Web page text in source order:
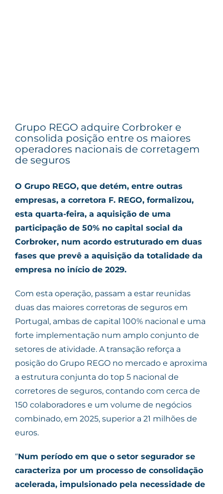
Grupo REGO adquire Corbroker e
consolida posição entre os maiores
operadores nacionais de corretagem
de seguros
O Grupo REGO, que detém, entre outras
empresas, a corretora F. REGO, formalizou,
esta quarta-feira, a aquisição de uma
participação de 50% no capital social da
Corbroker, num acordo estruturado em duas
fases que prevê a aquisição da totalidade da
empresa no início de 2029.
Com esta operação, passam a estar reunidas
duas das maiores corretoras de seguros em
Portugal, ambas de capital 100% nacional e uma
forte implementação num amplo conjunto de
setores de atividade. A transação reforça a
posição do Grupo REGO no mercado e aproxima
a estrutura conjunta do top 5 nacional de
corretores de seguros, contando com cerca de
150 colaboradores e um volume de negócios
combinado, em 2025, superior a 21 milhões de
euros.
“Num período em que o setor segurador se
caracteriza por um processo de consolidação
acelerada, impulsionado pela necessidade de